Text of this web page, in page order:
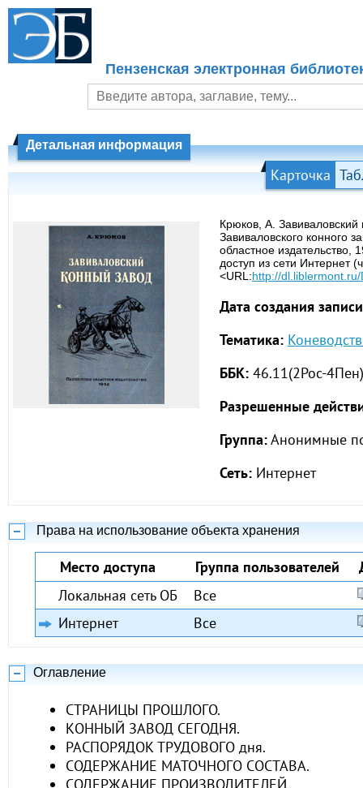
Пензенская электронная
Детальная информация
Карточка
Крюков, А.
Завиваловского конного
областное
доступ из сети Интернет
<URL:http://
Дата создания
Тематика:
ББК: 46.11(2Рос-4Пен)
Разрешенные
Группа:Анонимные
Сеть: Интернет
Права на использование объекта хранения
Место доступа Группа пользователей
Локальная сеть ОБ
Все
Интернет
Все
Оглавление
СТРАНИЦЫ ПРОШЛОГО.
КОННЫЙ ЗАВОД СЕГОДНЯ.
РАСПОРЯДОК ТРУДОВОГО дня.
СОДЕРЖАНИЕ МАТОЧНОГО СОСТАВА.